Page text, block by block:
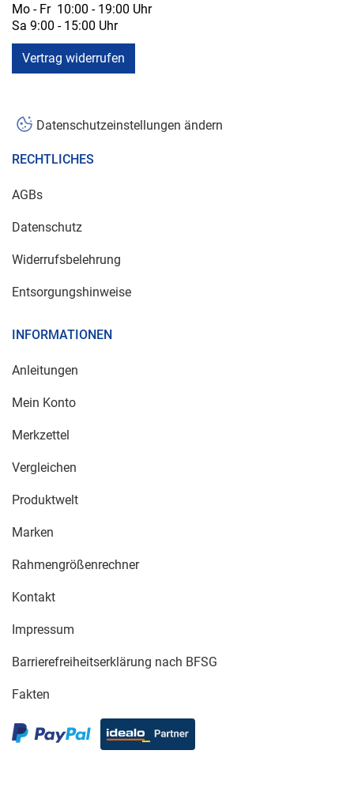
Mo - Fr 10:00 - 19:00 Uhr
Sa 9:00 - 15:00 Uhr
Vertrag widerrufen
Datenschutzeinstellungen ändern
RECHTLICHES
AGBs
Datenschutz
Widerrufsbelehrung
Entsorgungshinweise
INFORMATIONEN
Anleitungen
Mein Konto
Merkzettel
Vergleichen
Produktwelt
Marken
Rahmengrößenrechner
Kontakt
Impressum
Barrierefreiheitserklärung nach BFSG
Fakten